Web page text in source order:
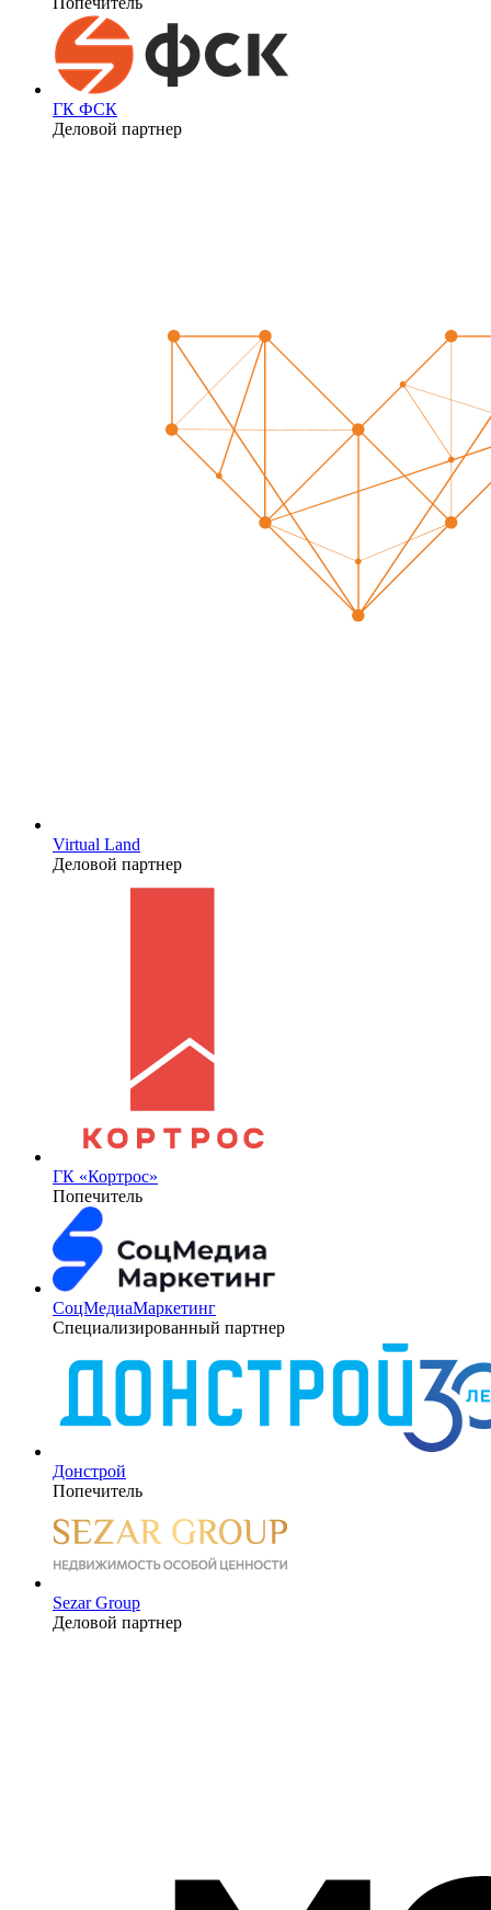
ГК ФСК
Деловой партнер
Virtual Land
Деловой партнер
ГК «Кортрос»
Попечитель
СоцМедиаМаркетинг
Специализированный партнер
Донстрой
Попечитель
Sezar Group
Деловой партнер